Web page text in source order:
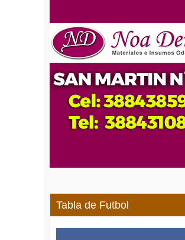
Tabla de Futbol